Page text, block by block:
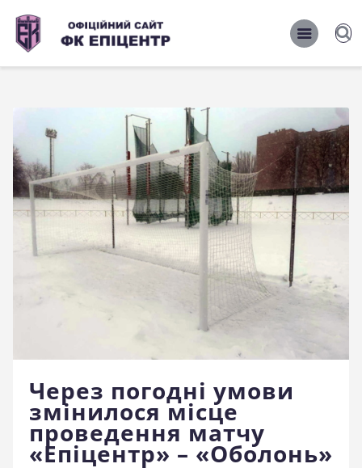
ОФІЦІЙНИЙ САЙТ ФК ЕПІЦЕНТР
ОФІЦІЙНИЙ САЙТ ФК ЕПІЦЕНТР
Головна
Команда
Матчі 2026/2027
Фото
Клуб
Правила поведінки на
Через погодні умови
змінилося місце
проведення матчу
«Епіцентр» – «Оболонь»